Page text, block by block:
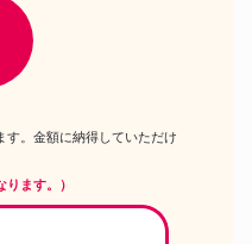
す。金額に納得していただけ
ます。）